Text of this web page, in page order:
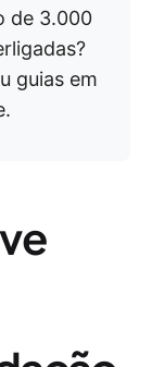
de 3.000
guias em